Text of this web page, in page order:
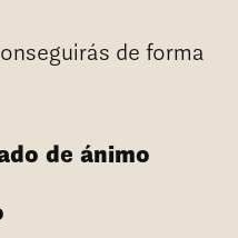
de forma
de ánimo